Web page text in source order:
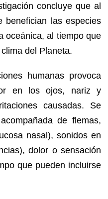
concluye que al
benefician las especies
oceánica, al tiempo que
del Planeta.
humanas provoca
en los ojos, nariz y
causadas. Se
de flemas,
nasal), sonidos en
dolor o sensación
que pueden incluirse